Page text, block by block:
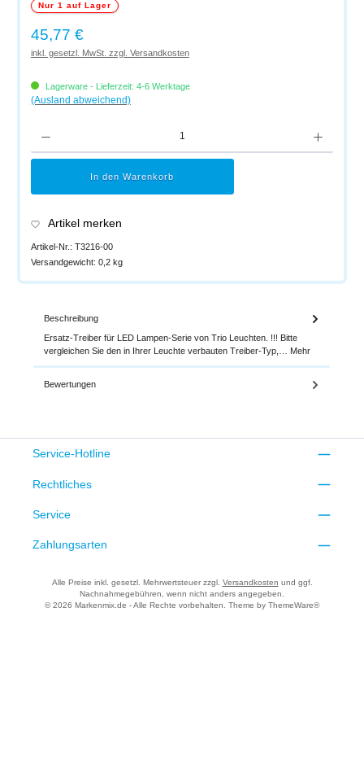
Nur 1 auf Lager
Regulärer Preis:
45,77 €
inkl. gesetzl. MwSt. zzgl. Versandkosten
Lagerware - Lieferzeit: 4-6 Werktage
(Ausland abweichend)
In den Warenkorb
Artikel merken
Artikel-Nr.: T3216-00
Versandgewicht: 0,2 kg
Beschreibung
Ersatz-Treiber für LED Lampen-Serie von Trio Leuchten. !!! Bitte
vergleichen Sie den in Ihrer Leuchte verbauten Treiber-Typ,… Mehr
Bewertungen
Service-Hotline
Rechtliches
Service
Zahlungsarten
Alle Preise inkl. gesetzl. Mehrwertsteuer zzgl. Versandkosten und ggf.
Nachnahmegebühren, wenn nicht anders angegeben.
© 2026 Markenmix.de - Alle Rechte vorbehalten. Theme by ThemeWare®